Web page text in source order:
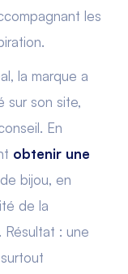
les
la marque a
sur son site,
En
obtenir une
de bijou, en
de la
Résultat : une